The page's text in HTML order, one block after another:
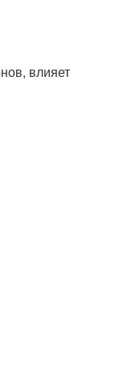
влияет